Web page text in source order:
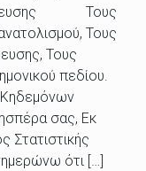
Τους
Τους
Τους
πεδίου.
Κηδεμόνων
σας, Εκ
Στατιστικής
ότι […]